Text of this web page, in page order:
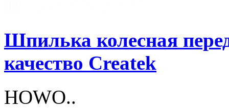
Шпилька колесная
качество Createk
HOWO..